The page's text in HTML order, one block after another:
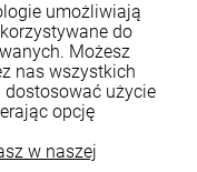
umożliwiają
do
Możesz
nas wszystkich
użycie
opcję
w naszej